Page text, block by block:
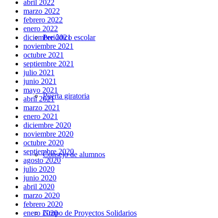
Periódico escolar
Puerta giratoria
Consejo de alumnos
Grupo de Proyectos Solidarios
abril 2022
marzo 2022
febrero 2022
enero 2022
diciembre 2021
noviembre 2021
octubre 2021
septiembre 2021
julio 2021
junio 2021
mayo 2021
abril 2021
marzo 2021
enero 2021
diciembre 2020
noviembre 2020
octubre 2020
septiembre 2020
agosto 2020
julio 2020
junio 2020
abril 2020
marzo 2020
febrero 2020
enero 2020